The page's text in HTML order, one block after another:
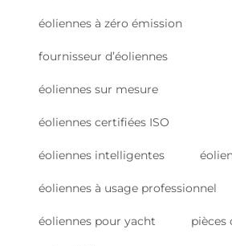
éoliennes à zéro émission
fournisseur d’éoliennes
éoliennes sur mesure
éoliennes certifiées ISO
éoliennes intelligentes
éoliennes à usage professionnel
éoliennes pour yacht pièces